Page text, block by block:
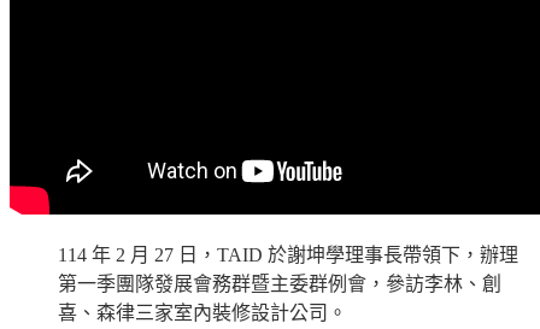
114 年 2 月 27 日，TAID 於謝坤學理事長帶領下，辦理
第一季團隊發展會務群暨主委群例會，參訪李林、創
喜、森律三家室內裝修設計公司。